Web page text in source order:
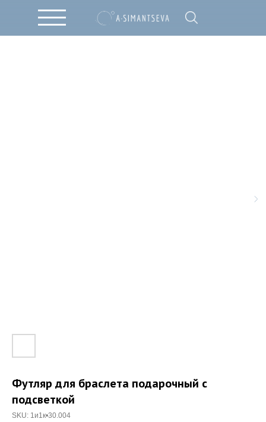
Футляр для браслета подарочный с
подсветкой
SKU: 1и1к•30.004